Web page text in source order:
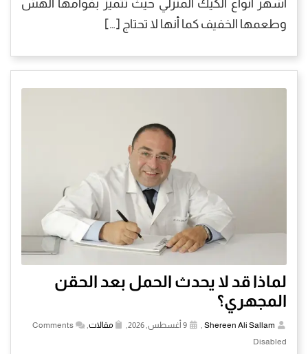
أشهر أنواع الكيك المنزلي حيث تتميز بقوامها الهش
وطعمها الخفيف كما أنها لا تحتاج […]
لماذا قد لا يحدث الحمل بعد الحقن
المجهري؟
Shereen Ali Sallam
, مقالات,
Comments
Disabled